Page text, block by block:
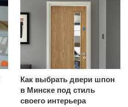
Как выбрать двери шпон
в Минске под стиль
своего интерьера